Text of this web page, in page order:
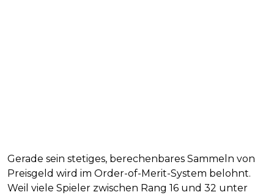
Gerade sein stetiges, berechenbares Sammeln von
Preisgeld wird im Order-of-Merit-System belohnt.
Weil viele Spieler zwischen Rang 16 und 32 unter